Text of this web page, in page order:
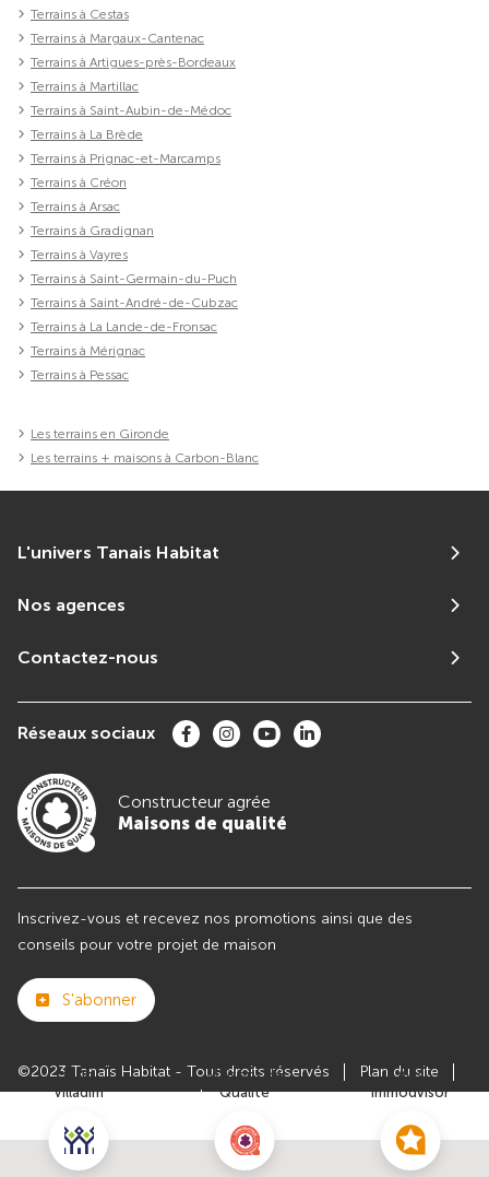
Club
Villadim
Maisons de
Qualité
Avis
Immodvisor
Terrains à Cestas
Terrains à Margaux-Cantenac
Terrains à Artigues-près-Bordeaux
Terrains à Martillac
Terrains à Saint-Aubin-de-Médoc
Terrains à La Brède
Terrains à Prignac-et-Marcamps
Terrains à Créon
Terrains à Arsac
Terrains à Gradignan
Terrains à Vayres
Terrains à Saint-Germain-du-Puch
Terrains à Saint-André-de-Cubzac
Terrains à La Lande-de-Fronsac
Terrains à Mérignac
Terrains à Pessac
Les terrains en Gironde
Les terrains + maisons à Carbon-Blanc
L'univers Tanais Habitat
Nos agences
Contactez-nous
Réseaux sociaux
Constructeur agrée
Maisons de qualité
Inscrivez-vous et recevez nos promotions ainsi que des
conseils pour votre projet de maison
S'abonner
©2023 Tanaïs Habitat - Tous droits réservés
Plan du site
Paramètres des cookies
Politiques de Confidentialités
Mentions légales
Recrutement
Le groupe VILLADIM